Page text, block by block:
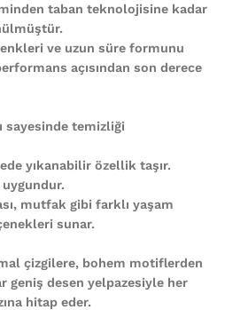
taban teknolojisine kadar
ve uzun süre formunu
açısından son derece
sayesinde temizliği
yıkanabilir özellik taşır.
mutfak gibi farklı yaşam
sunar.
çizgilere, bohem motiflerden
geniş desen yelpazesiyle her
hitap eder.